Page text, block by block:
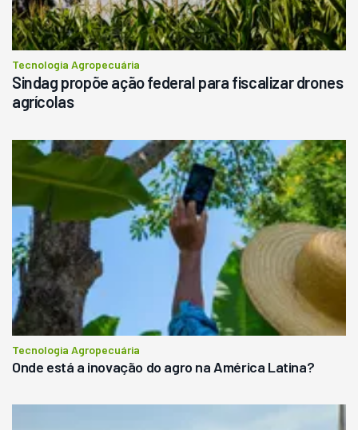
Tecnologia Agropecuária
Sindag propõe ação federal para fiscalizar drones
agrícolas
Tecnologia Agropecuária
Onde está a inovação do agro na América Latina?